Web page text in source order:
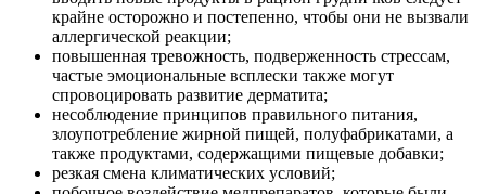
крайне осторожно и постепенно, чтобы они не вызвали
аллергической реакции;
повышенная тревожность, подверженность стрессам,
частые эмоциональные всплески также могут
спровоцировать развитие дерматита;
несоблюдение принципов правильного питания,
злоупотребление жирной пищей, полуфабрикатами, а
также продуктами, содержащими пищевые добавки;
резкая смена климатических условий;